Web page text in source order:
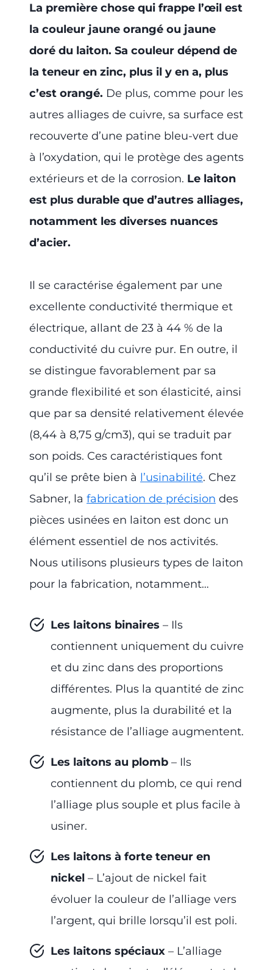
La première chose qui frappe l’œil est
la couleur jaune orangé ou jaune
doré du laiton. Sa couleur dépend de
la teneur en zinc, plus il y en a, plus
c’est orangé. De plus, comme pour les
autres alliages de cuivre, sa surface est
recouverte d’une patine bleu-vert due
à l’oxydation, qui le protège des agents
extérieurs et de la corrosion. Le laiton
est plus durable que d’autres alliages,
notamment les diverses nuances
d’acier.
Il se caractérise également par une
excellente conductivité thermique et
électrique, allant de 23 à 44 % de la
conductivité du cuivre pur. En outre, il
se distingue favorablement par sa
grande flexibilité et son élasticité, ainsi
que par sa densité relativement élevée
(8,44 à 8,75 g/cm3), qui se traduit par
son poids. Ces caractéristiques font
qu’il se prête bien à l’usinabilité. Chez
Sabner, la fabrication de précision des
pièces usinées en laiton est donc un
élément essentiel de nos activités.
Nous utilisons plusieurs types de laiton
pour la fabrication, notamment…
Les laitons binaires – Ils
contiennent uniquement du cuivre
et du zinc dans des proportions
différentes. Plus la quantité de zinc
augmente, plus la durabilité et la
résistance de l’alliage augmentent.
Les laitons au plomb – Ils
contiennent du plomb, ce qui rend
l’alliage plus souple et plus facile à
usiner.
Les laitons à forte teneur en
nickel – L’ajout de nickel fait
évoluer la couleur de l’alliage vers
l’argent, qui brille lorsqu’il est poli.
Les laitons spéciaux – L’alliage